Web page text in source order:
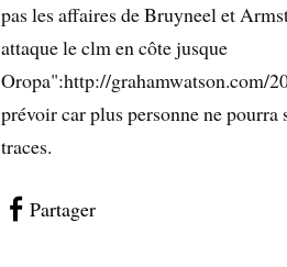
pas les affaires de Bruyneel et
attaque le clm en côte jusque
Oropa":http://grahamwatson.com/
prévoir car plus personne ne pourra
traces.
Partager